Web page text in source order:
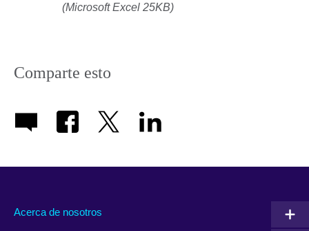
(Microsoft Excel 25KB)
Comparte esto
Acerca de nosotros